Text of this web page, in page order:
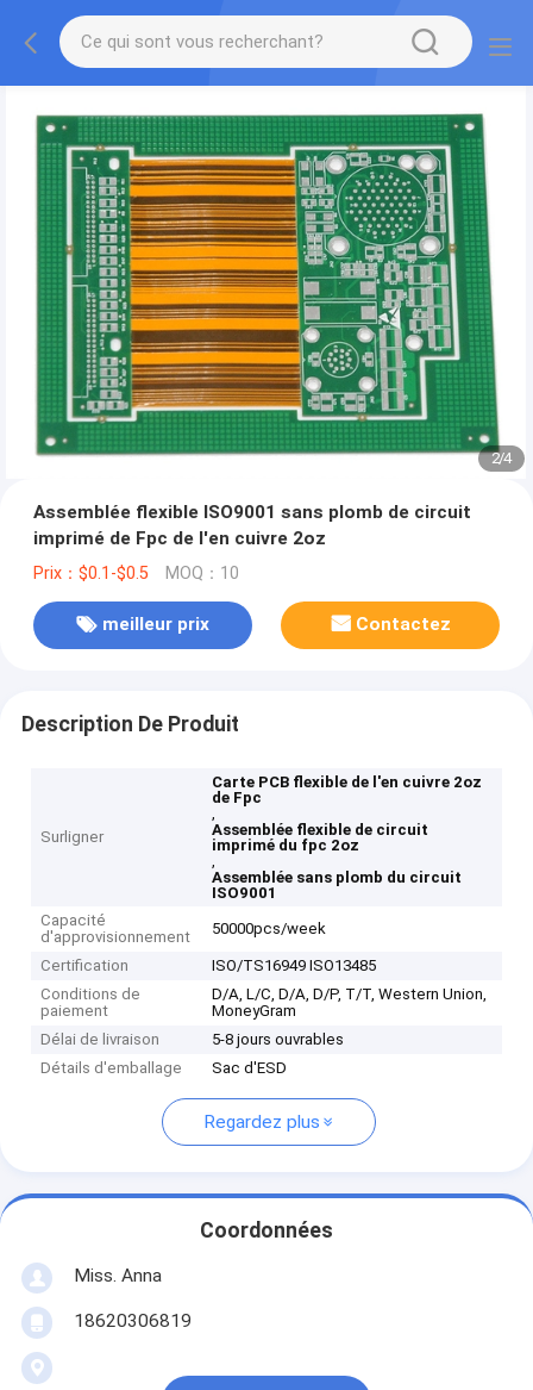
2/4
Assemblée flexible ISO9001 sans plomb de circuit
imprimé de Fpc de l'en cuivre 2oz
Prix：$0.1-$0.5 MOQ：10
meilleur prix Contactez
Description De Produit
Surligner
Carte PCB flexible de l'en cuivre 2oz
de Fpc
,
Assemblée flexible de circuit
imprimé du fpc 2oz
,
Assemblée sans plomb du circuit
ISO9001
Capacité
d'approvisionnement
50000pcs/week
Certification
ISO/TS16949 ISO13485
Conditions de
paiement
D/A, L/C, D/A, D/P, T/T, Western Union,
MoneyGram
Délai de livraison
5-8 jours ouvrables
Détails d'emballage
Sac d'ESD
Regardez plus
Coordonnées
Miss. Anna
18620306819